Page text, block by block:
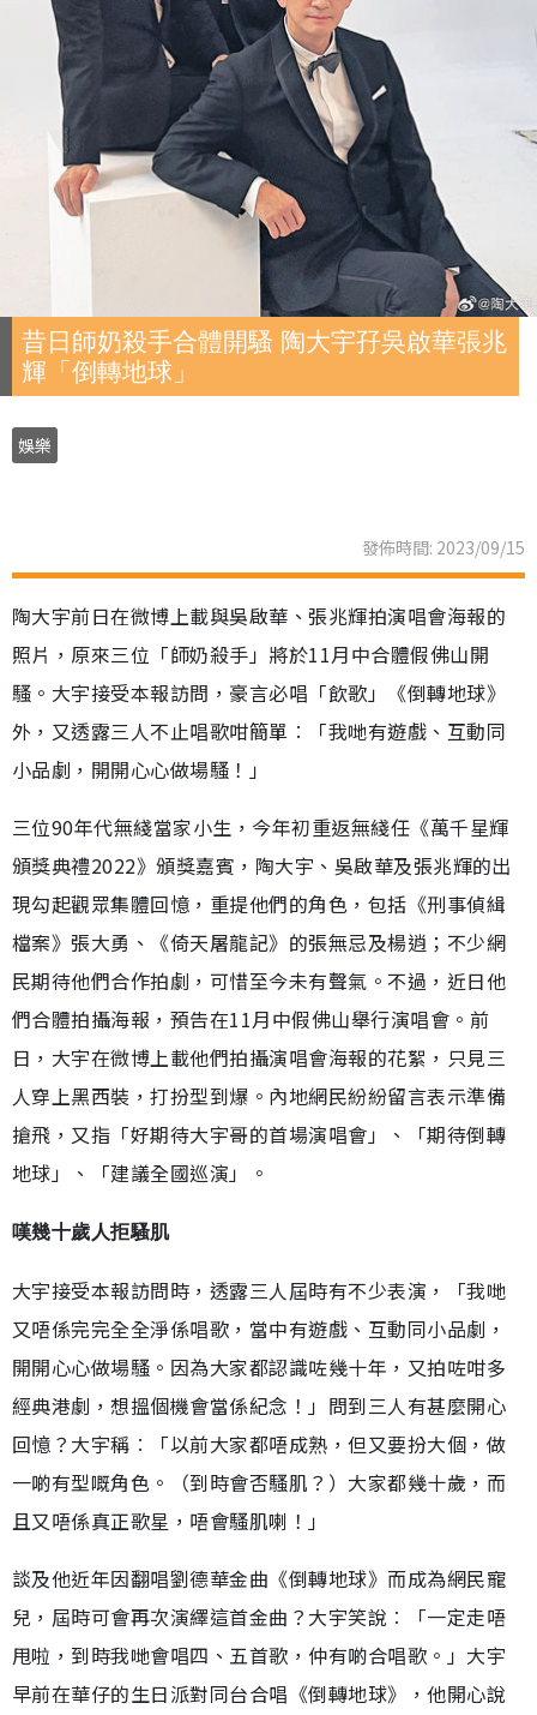
昔日師奶殺手合體開騷 陶大宇孖吳啟華張兆
輝「倒轉地球」
娛樂
發佈時間: 2023/09/15
陶大宇前日在微博上載與吳啟華、張兆輝拍演唱會海報的
照片，原來三位「師奶殺手」將於11月中合體假佛山開
騷。大宇接受本報訪問，豪言必唱「飲歌」《倒轉地球》
外，又透露三人不止唱歌咁簡單︰「我哋有遊戲、互動同
小品劇，開開心心做場騷！」
三位90年代無綫當家小生，今年初重返無綫任《萬千星輝
頒獎典禮2022》頒獎嘉賓，陶大宇、吳啟華及張兆輝的出
現勾起觀眾集體回憶，重提他們的角色，包括《刑事偵緝
檔案》張大勇、《倚天屠龍記》的張無忌及楊逍；不少網
民期待他們合作拍劇，可惜至今未有聲氣。不過，近日他
們合體拍攝海報，預告在11月中假佛山舉行演唱會。前
日，大宇在微博上載他們拍攝演唱會海報的花絮，只見三
人穿上黑西裝，打扮型到爆。內地網民紛紛留言表示準備
搶飛，又指「好期待大宇哥的首場演唱會」、「期待倒轉
地球」、「建議全國巡演」。
嘆幾十歲人拒騷肌
大宇接受本報訪問時，透露三人屆時有不少表演，「我哋
又唔係完完全全淨係唱歌，當中有遊戲、互動同小品劇，
開開心心做場騷。因為大家都認識咗幾十年，又拍咗咁多
經典港劇，想搵個機會當係紀念！」問到三人有甚麼開心
回憶？大宇稱︰「以前大家都唔成熟，但又要扮大個，做
一啲有型嘅角色。（到時會否騷肌？）大家都幾十歲，而
且又唔係真正歌星，唔會騷肌喇！」
談及他近年因翻唱劉德華金曲《倒轉地球》而成為網民寵
兒，屆時可會再次演繹這首金曲？大宇笑說︰「一定走唔
甩啦，到時我哋會唱四、五首歌，仲有啲合唱歌。」大宇
早前在華仔的生日派對同台合唱《倒轉地球》，他開心說